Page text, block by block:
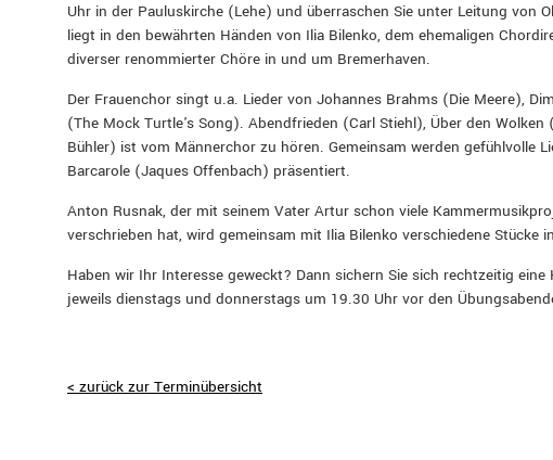
Uhr in der Pauluskirche (Lehe) und überraschen Sie unter Leitung von
liegt in den bewährten Händen von Ilia Bilenko, dem ehemaligen
diverser renommierter Chöre in und um Bremerhaven.
Der Frauenchor singt u.a. Lieder von Johannes Brahms (Die Meere),
(The Mock Turtle's Song). Abendfrieden (Carl Stiehl), Über den
Bühler) ist vom Männerchor zu hören. Gemeinsam werden gefühlvolle
Barcarole (Jaques Offenbach) präsentiert.
Anton Rusnak, der mit seinem Vater Artur schon viele
verschrieben hat, wird gemeinsam mit Ilia Bilenko verschiedene Stücke
Haben wir Ihr Interesse geweckt? Dann sichern Sie sich rechtzeitig
jeweils dienstags und donnerstags um 19.30 Uhr vor den
< zurück zur Terminübersicht